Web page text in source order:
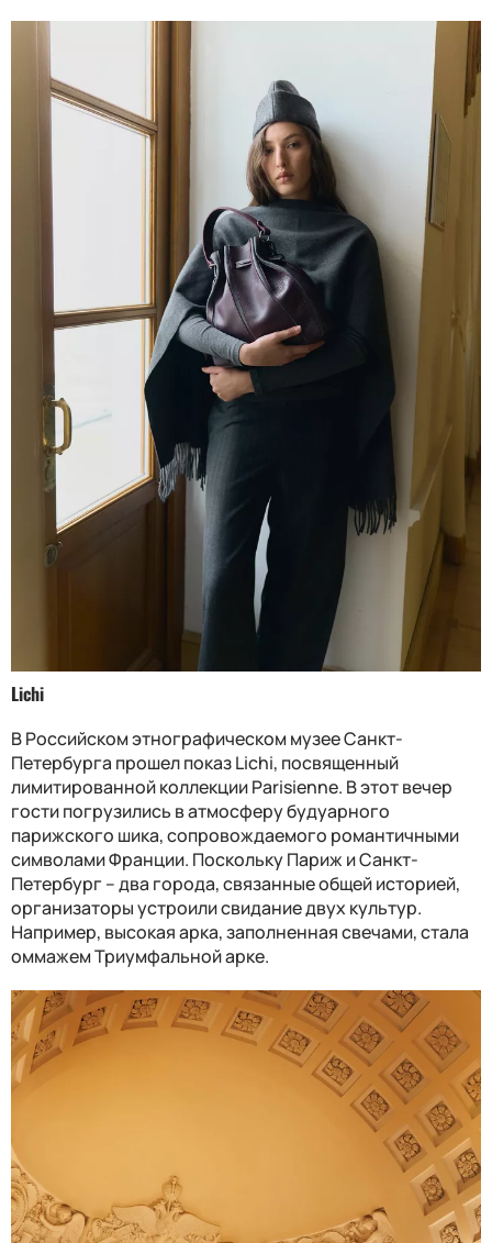
Lichi
В Российском этнографическом музее Санкт-
Петербурга прошел показ Lichi, посвященный
лимитированной коллекции Parisienne. В этот вечер
гости погрузились в атмосферу будуарного
парижского шика, сопровождаемого романтичными
символами Франции. Поскольку Париж и Санкт-
Петербург – два города, связанные общей историей,
организаторы устроили свидание двух культур.
Например, высокая арка, заполненная свечами, стала
оммажем Триумфальной арке.